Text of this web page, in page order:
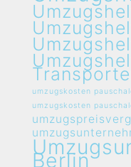
umzugskosten
umzugskosten
Berlin